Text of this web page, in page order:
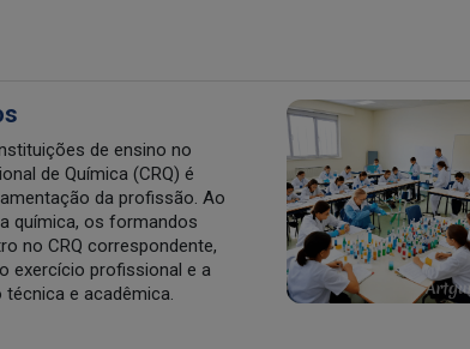
de ensino no
de Química (CRQ) é
da profissão. Ao
química, os formandos
no CRQ correspondente,
exercício profissional e a
e acadêmica.